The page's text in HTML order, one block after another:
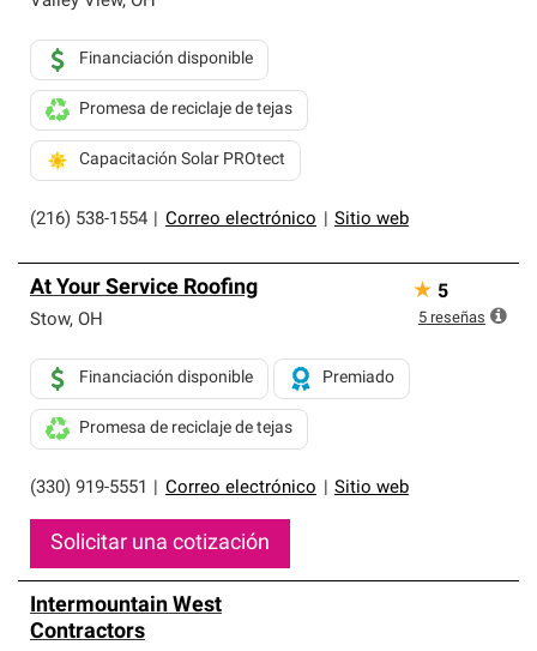
(216) 538-1554 Correo electrónico Sitio web
Financiación disponible
Promesa de reciclaje de tejas
Capacitación Solar PROtect
At Your Service Roofing
Stow, OH
(330) 919-5551 Correo electrónico Sitio web
Financiación disponible Premiado
Promesa de reciclaje de tejas
Solicitar una cotización
★ 5
5 reseñas
Intermountain West
Contractors